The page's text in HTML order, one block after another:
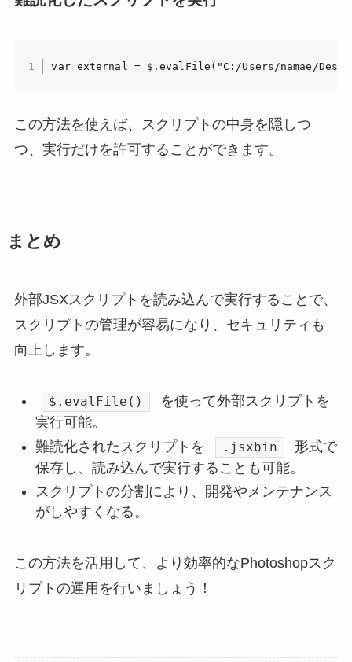
var external = $.evalFile("C:/Users/namae/
この方法を使えば、スクリプトの中身を隠しつ
つ、実行だけを許可することができます。
まとめ
外部JSXスクリプトを読み込んで実行することで、
スクリプトの管理が容易になり、セキュリティも
向上します。
$.evalFile()
を使って外部スクリプトを
実行可能。
難読化されたスクリプトを
.jsxbin
形式で
保存し、読み込んで実行することも可能。
スクリプトの分割により、開発やメンテナンス
がしやすくなる。
この方法を活用して、より効率的なPhotoshopスク
リプトの運用を行いましょう！